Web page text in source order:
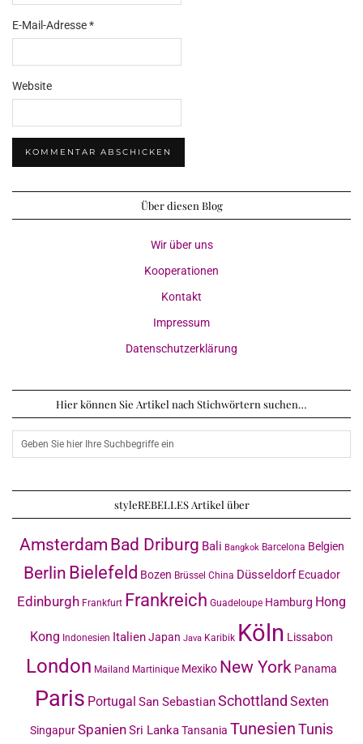
E-Mail-Adresse*
Website
Über diesen Blog
Wir über uns
Kooperationen
Kontakt
Impressum
Datenschutzerklärung
Hier können Sie Artikel nach Stichwörtern suchen…
styleREBELLES Artikel über
Amsterdam Bad Driburg Bali Bangkok Barcelona Belgien
Berlin Bielefeld Bozen Brüssel China Düsseldorf Ecuador
Edinburgh Frankfurt Frankreich Guadeloupe Hamburg Hong
Kong Indonesien ItalienJapan Java Karibik Köln Lissabon
London Mailand Martinique Mexiko New York Panama
Paris Portugal San SebastianSchottland Sexten
SingapurSpanienSri Lanka Tansania TunesienTunis